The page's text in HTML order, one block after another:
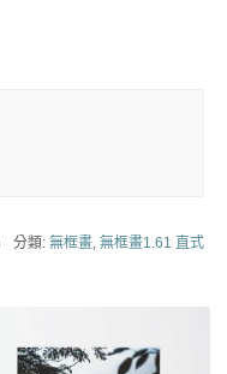
分類:無框畫 ,無框畫1.61 直式